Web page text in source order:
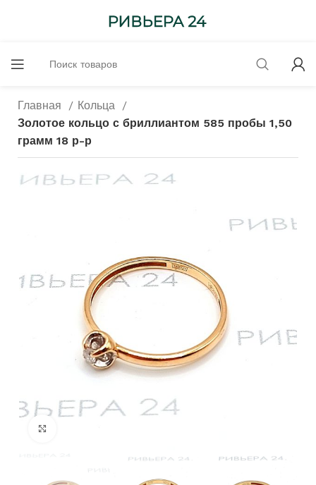
Главная
Кольца
Золотое кольцо с бриллиантом 585 пробы 1,50
грамм 18 р-р